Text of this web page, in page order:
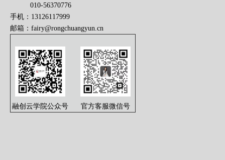
010-56370776
手机：13126117999
邮箱： fairy@rongchuangyun.cn
融创云学院公众号 官方客服微信号